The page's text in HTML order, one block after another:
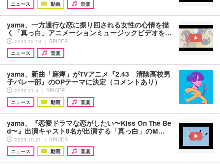
ニュース
動画 音楽
yama、一方通行な恋に振り回される女性の心情を描
く「真っ白」アニメーションミュージックビデオを…
2020.12.13 ｜ SPICER
ニュース
音楽
yama、新曲「麻痺」がTVアニメ『2.43 清陰高校男
子バレー部』のOPテーマに決定（コメントあり）
2020.11.5 ｜ SPICER
ニュース
動画 音楽
yama、『恋愛ドラマな恋がしたい〜Kiss On The Be
d〜』出演キャスト8名が出演する「真っ白」のM…
2020.10.21 ｜ SPICER
ニュース
動画 音楽